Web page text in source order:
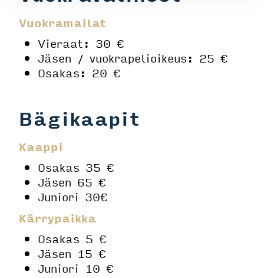
Vuokramailat
Vieraat: 30 €
Jäsen / vuokrapelioikeus: 25 €
Osakas: 20 €
Bägikaapit
Kaappi
Osakas 35 €
Jäsen 65 €
Juniori 30€
Kärrypaikka
Osakas 5 €
Jäsen 15 €
Juniori 10 €